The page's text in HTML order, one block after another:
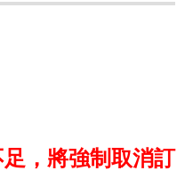
，將強制取消訂